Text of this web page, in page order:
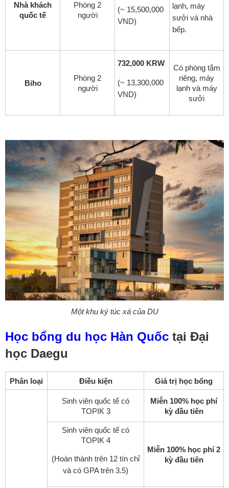
Nhà khách
quốc tế
Phòng 2
người
(~ 15,500,000
VND)
lạnh, máy
sưởi và nhà
bếp.
Biho
Phòng 2
người
732,000 KRW
(~ 13,300,000
VND)
Có phòng tắm
riêng, máy
lạnh và máy
sưởi
Một khu ký túc xá của DU
Học bổng du học Hàn Quốc tại Đại
học Daegu
Phân loại Điều kiện Giá trị học bổng
Sinh viên quốc tế có
TOPIK 3
Miễn 100% học phí
kỳ đầu tiên
Sinh viên quốc tế có
TOPIK 4
(Hoàn thành trên 12 tín chỉ
và có GPA trên 3.5)
Miễn 100% học phí 2
kỳ đầu tiên